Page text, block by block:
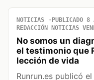
NOTICIAS PUBLICADO 8
REDACCIÓN NOTICIAS
No somos un
el testimonio que
lección de vida
Runrun.es publicó